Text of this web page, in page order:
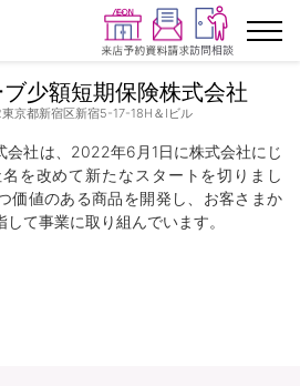
グから探す
較する
から探す
ード会員さま専用保険
ーン一覧
少額短期保険株式会社
京都新宿区新宿5-17-18H＆Iビル
会社は、2022年6月1日に株式会社にじ
を改めて新たなスタートを切りまし
価値のある商品を開発し、お客さまか
て事業に取り組んでいます。